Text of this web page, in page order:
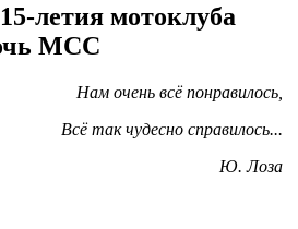
летия мотоклуба
МСС
Нам очень всё понравилось,
Всё так чудесно справилось...
Ю. Лоза